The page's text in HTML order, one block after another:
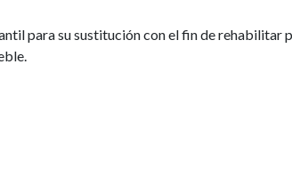
para su sustitución con el fin de rehabilitar